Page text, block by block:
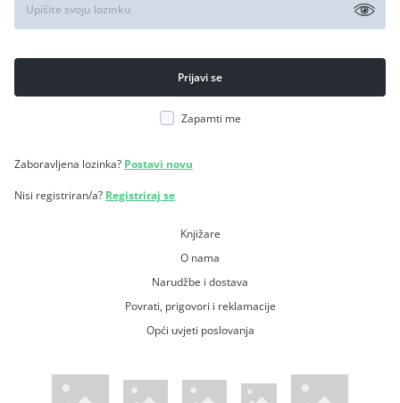
Zapamti me
Zaboravljena lozinka? Postavi novu
Nisi registriran/a? Registriraj se
Knjižare
O nama
Narudžbe i dostava
Povrati, prigovori i reklamacije
Opći uvjeti poslovanja
WsPay web stranicaMaestro web stranicaMastercard web stranicaAmerican Express web stranica
Visa web stranica